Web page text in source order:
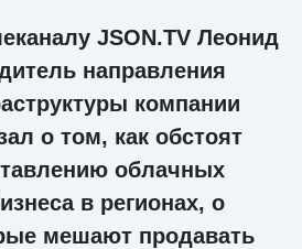
JSON.TV Леонид
направления
компании
о том, как обстоят
облачных
в регионах, о
мешают продавать